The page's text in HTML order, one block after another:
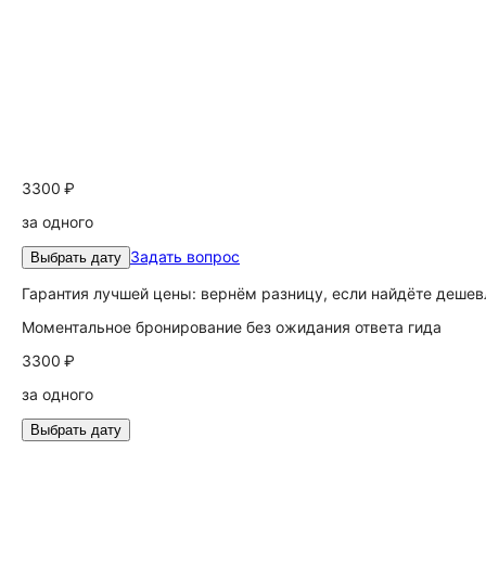
3300 ₽
за одного
Выбрать дату Задать вопрос
Гарантия лучшей цены: вернём разницу, если найдёте
Моментальное бронирование без ожидания ответа гида
3300 ₽
за одного
Выбрать дату